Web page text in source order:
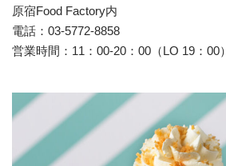
原宿Food Factory内
電話：03-5772-8858
営業時間：11：00-20：00（LO 19：00）